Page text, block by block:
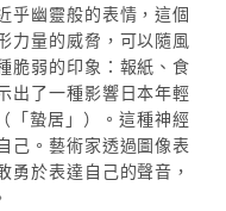
乎幽靈般的表情，這個
力量的威脅，可以隨風
脆弱的印象：報紙、食
出了一種影響日本年輕
「蟄居」）。這種神經
己。藝術家透過圖像表
勇於表達自己的聲音，